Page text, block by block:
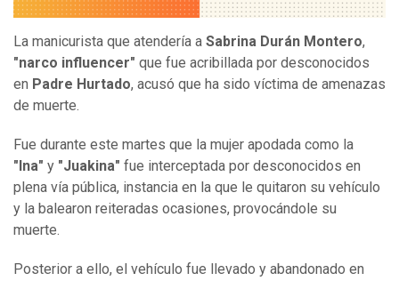
La manicurista que atendería a Sabrina Durán Montero,
"narco influencer" que fue acribillada por desconocidos
en Padre Hurtado, acusó que ha sido víctima de amenazas
de muerte.
Fue durante este martes que la mujer apodada como la
"Ina" y "Juakina" fue interceptada por desconocidos en
plena vía pública, instancia en la que le quitaron su vehículo
y la balearon reiteradas ocasiones, provocándole su
muerte.
Posterior a ello, el vehículo fue llevado y abandonado en